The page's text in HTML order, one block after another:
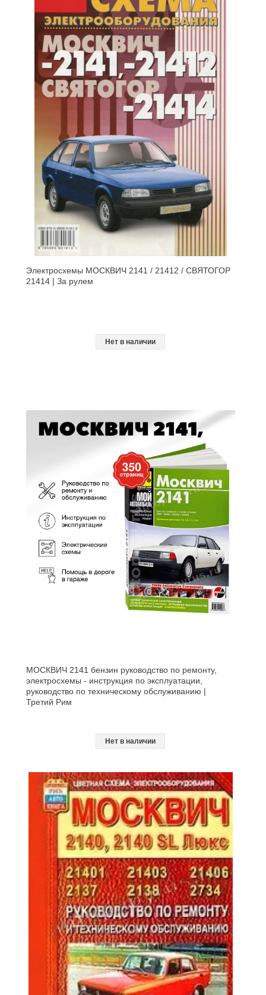
Электросхемы МОСКВИЧ 2141 / 21412 / СВЯТОГОР
21414 | За рулем
Нет в наличии
МОСКВИЧ 2141 бензин руководство по ремонту,
электросхемы - инструкция по эксплуатации,
руководство по техническому обслуживанию |
Третий Рим
Нет в наличии